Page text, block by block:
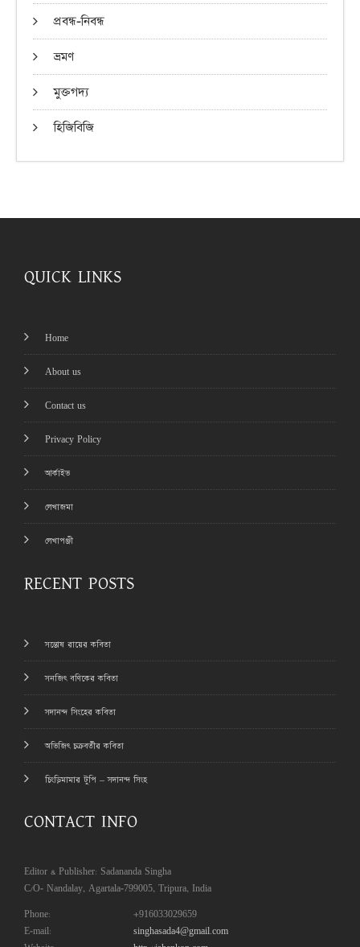
প্রবন্ধ-নিবন্ধ
ভ্রমণ
মুক্তগদ্য
হিজিবিজি
QUICK LINKS
Home
About us
Contact us
Privacy Policy
আর্কাইভ
লেখাজমা
লেখাপঞ্জী
RECENT POSTS
সন্তোষ রায়ের কবিতা
সনজিৎ বণিকের কবিতা
সদানন্দ সিংহের কবিতা
অভিজিৎ চক্রবর্তীর কবিতা
চিংড়িমামার টুপি – সদানন্দ সিংহ
CONTACT INFO
Editor & Publisher: Sadananda Singha
C/O- Nandalay, Agartala-799005, Tripura, India
Phone:
+916033029659
E-mail:
singhasada4@gmail.com